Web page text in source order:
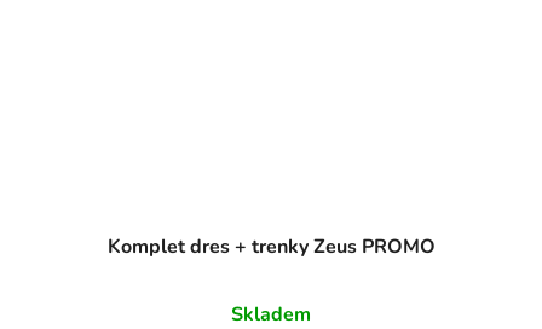
Komplet dres + trenky Zeus PROMO
Skladem